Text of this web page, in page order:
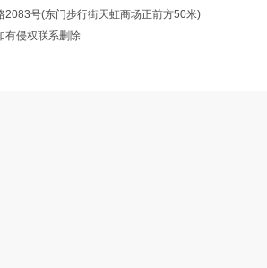
2083号(东门步行街天虹商场正前方50米)
有侵权联系删除